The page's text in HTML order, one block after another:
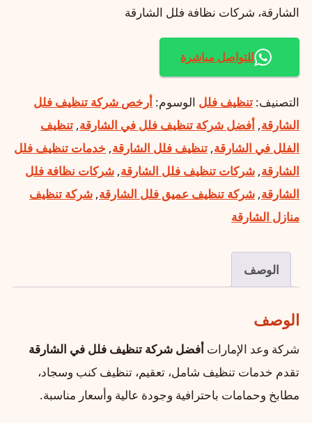
الشارقة، شركات نظافة فلل الشارقة
للتواصل مباشرة
التصنيف: تنظيف فلل الوسوم: أرخص شركة تنظيف فلل
الشارقة, أفضل شركة تنظيف فلل في الشارقة, تنظيف
الفلل في الشارقة, تنظيف فلل الشارقة, خدمات تنظيف فلل
الشارقة, شركات تنظيف فلل الشارقة, شركات نظافة فلل
الشارقة, شركة تنظيف عميق فلل الشارقة, شركة تنظيف
منازل الشارقة
الوصف
الوصف
شركة وعد الإمارات أفضل شركة تنظيف فلل في الشارقة
تقدم خدمات تنظيف شامل، تعقيم، تنظيف كنب وسجاد،
مطابخ وحمامات باحترافية وجودة عالية وأسعار مناسبة.